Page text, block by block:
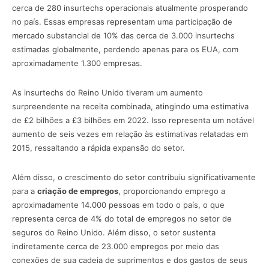
cerca de 280 insurtechs operacionais atualmente prosperando
no país. Essas empresas representam uma participação de
mercado substancial de 10% das cerca de 3.000 insurtechs
estimadas globalmente, perdendo apenas para os EUA, com
aproximadamente 1.300 empresas.
As insurtechs do Reino Unido tiveram um aumento
surpreendente na receita combinada, atingindo uma estimativa
de £2 bilhões a £3 bilhões em 2022. Isso representa um notável
aumento de seis vezes em relação às estimativas relatadas em
2015, ressaltando a rápida expansão do setor.
Além disso, o crescimento do setor contribuiu significativamente
para a criação de empregos, proporcionando emprego a
aproximadamente 14.000 pessoas em todo o país, o que
representa cerca de 4% do total de empregos no setor de
seguros do Reino Unido. Além disso, o setor sustenta
indiretamente cerca de 23.000 empregos por meio das
conexões de sua cadeia de suprimentos e dos gastos de seus